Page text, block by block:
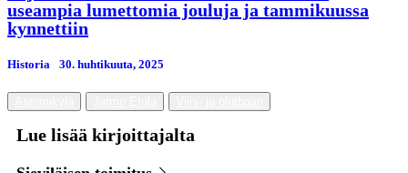
useampia lumettomia jouluja ja tammikuussa
kynnettiin
Historia 30. huhtikuuta, 2025
Lue lisää kirjoittajalta